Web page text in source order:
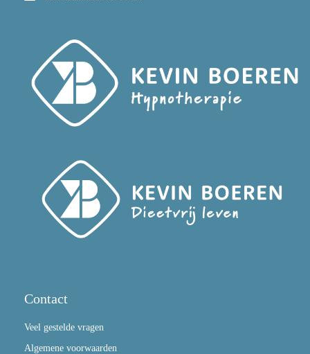
Contact
Veel gestelde vragen
Algemene voorwaarden